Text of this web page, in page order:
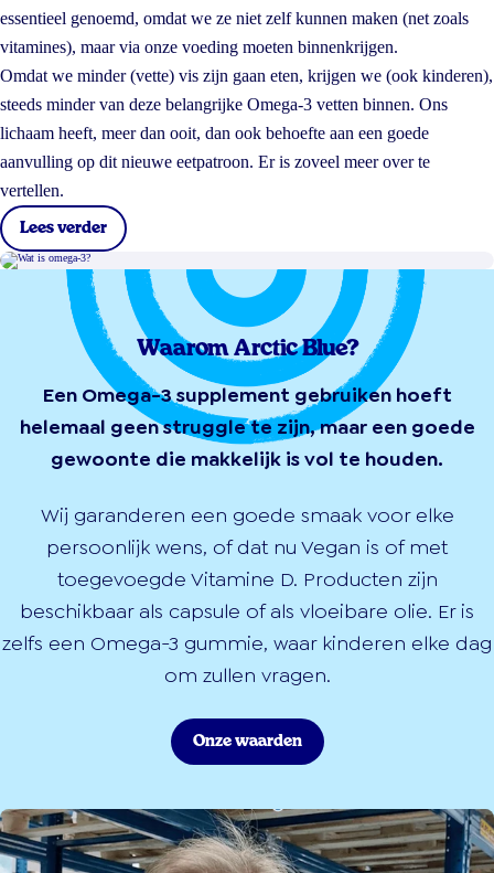
essentieel genoemd, omdat we ze niet zelf kunnen maken (net zoals
vitamines), maar via onze voeding moeten binnenkrijgen.
Omdat we minder (vette) vis zijn gaan eten, krijgen we (ook kinderen),
steeds minder van deze belangrijke Omega-3 vetten binnen. Ons
lichaam heeft, meer dan ooit, dan ook behoefte aan een goede
aanvulling op dit nieuwe eetpatroon. Er is zoveel meer over te
vertellen.
Lees verder
Waarom Arctic Blue?
Een Omega-3 supplement gebruiken hoeft
helemaal geen struggle te zijn, maar een goede
gewoonte die makkelijk is vol te houden.
Wij garanderen een goede smaak voor elke
persoonlijk wens, of dat nu Vegan is of met
toegevoegde Vitamine D. Producten zijn
beschikbaar als capsule of als vloeibare olie. Er is
zelfs een Omega-3 gummie, waar kinderen elke dag
om zullen vragen.
Onze waarden